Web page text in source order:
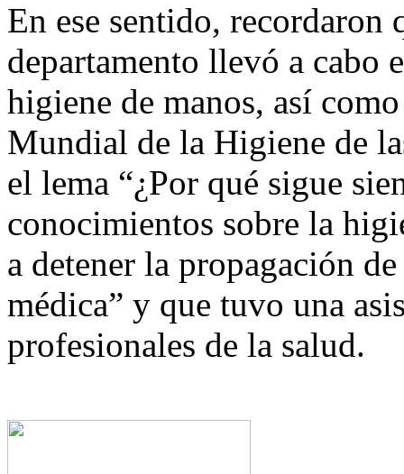
En ese sentido, recordaron
departamento llevó a cabo
higiene de manos, así
Mundial de la Higiene de
el lema “¿Por qué sigue
conocimientos sobre la
a detener la propagación
médica” y que tuvo una
profesionales de la salud.